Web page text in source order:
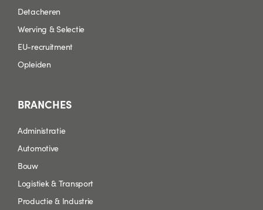
Detacheren
Werving & Selectie
EU-recruitment
Opleiden
BRANCHES
Administratie
Automotive
Bouw
Logistiek & Transport
Productie & Industrie